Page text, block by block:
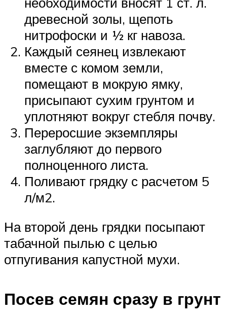
древесной золы, щепоть
нитрофоски и ½ кг навоза.
Каждый сеянец извлекают
вместе с комом земли,
помещают в мокрую ямку,
присыпают сухим грунтом и
уплотняют вокруг стебля почву.
Переросшие экземпляры
заглубляют до первого
полноценного листа.
Поливают грядку с расчетом 5
л/м2.
На второй день грядки посыпают
табачной пылью с целью
отпугивания капустной мухи.
Посев семян сразу в грунт